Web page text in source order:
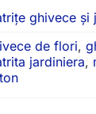
ghivece și
de flori,
jardiniera,